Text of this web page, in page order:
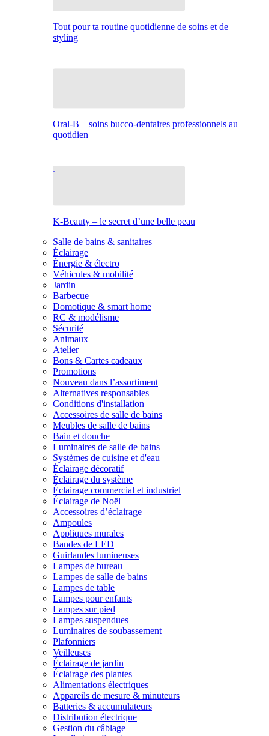
Tout pour ta routine quotidienne de soins et de
styling
Oral-B – soins bucco-dentaires professionnels au
quotidien
K-Beauty – le secret d’une belle peau
Salle de bains & sanitaires
Éclairage
Énergie & électro
Véhicules & mobilité
Jardin
Barbecue
Domotique & smart home
RC & modélisme
Sécurité
Animaux
Atelier
Bons & Cartes cadeaux
Promotions
Nouveau dans l’assortiment
Alternatives responsables
Conditions d'installation
Accessoires de salle de bains
Meubles de salle de bains
Bain et douche
Luminaires de salle de bains
Systèmes de cuisine et d'eau
Éclairage décoratif
Éclairage du système
Éclairage commercial et industriel
Éclairage de Noël
Accessoires d’éclairage
Ampoules
Appliques murales
Bandes de LED
Guirlandes lumineuses
Lampes de bureau
Lampes de salle de bains
Lampes de table
Lampes pour enfants
Lampes sur pied
Lampes suspendues
Luminaires de soubassement
Plafonniers
Veilleuses
Éclairage de jardin
Éclairage des plantes
Alimentations électriques
Appareils de mesure & minuteurs
Batteries & accumulateurs
Distribution électrique
Gestion du câblage